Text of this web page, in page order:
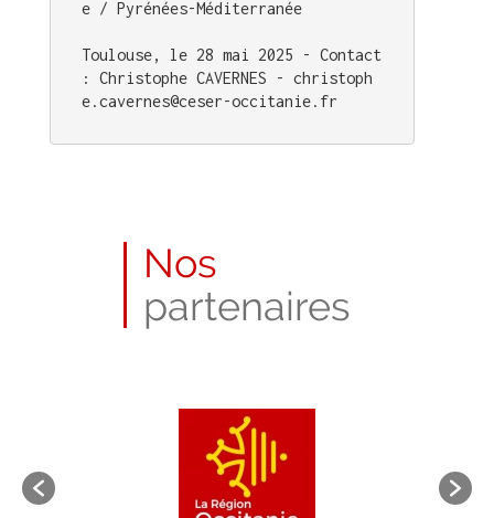
e / Pyrénées-Méditerranée
Toulouse, le 28 mai 2025 - Contact
: Christophe CAVERNES - christoph
e.cavernes@ceser-occitanie.fr
Nos
partenaires